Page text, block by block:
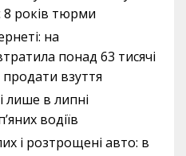
8 років тюрми
на
понад 63 тисячі
взуття
лише в липні
водіїв
і розтрощені авто: в